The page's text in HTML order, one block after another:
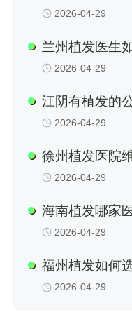
明！专业植发
选择全攻略
2026-04-29
兰州植发医生
技术与价格全
2026-04-29
江阴有植发的
发机构真实测
全指南
2026-04-29
徐州植发医院
州华美植发价
2026-04-29
海南植发哪家
价格表、技术
2026-04-29
福州植发如何
正前十机构技
2026-04-29